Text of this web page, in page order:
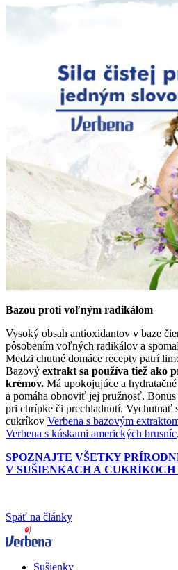
Bazou proti voľným radikálom
Vysoký obsah antioxidantov v baze
pôsobením voľných radikálov a
Medzi chutné domáce recepty patrí
Bazový extrakt sa používa tiež ako
krémov. Má upokojujúce a
a pomáha obnoviť jej pružnosť. Bonus
pri chrípke či prechladnutí. Vychutnať
cukríkov Verbena s bazovým
Verbena s kúskami amerických brusníc.
SPOZNAJTE VŠETKY
V SUŠIENKACH A
Späť na články
Sušienky